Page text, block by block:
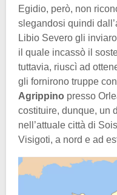
Egidio, però, non
slegandosi quindi
Libio Severo gli
il quale incassò il
tuttavia, riuscì ad
gli fornirono truppe
Agrippino presso
costituire, dunque, un
nell’attuale città di
Visigoti, a nord e ad